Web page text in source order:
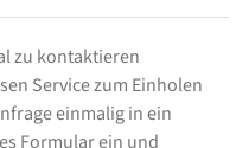
zu kontaktieren
Service zum Einholen
einmalig in ein
Formular ein und